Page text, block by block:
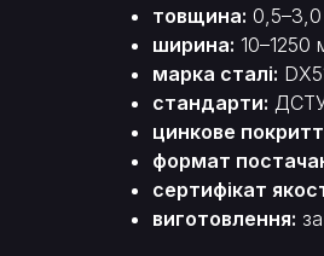
товщина:
ширина: 10–1250
марка сталі:
стандарти:
цинкове
формат
сертифікат
виготовлення: